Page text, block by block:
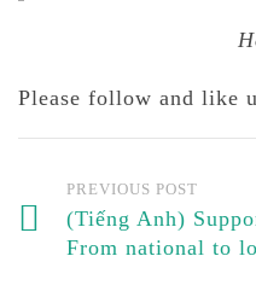
Please follow and like
PREVIOUS POST
(Tiếng Anh)
From national to